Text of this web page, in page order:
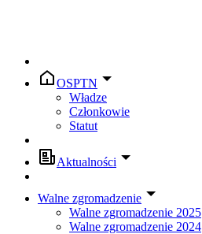
OSPTN
Władze
Członkowie
Statut
Aktualności
Walne zgromadzenie
Walne zgromadzenie 2025
Walne zgromadzenie 2024